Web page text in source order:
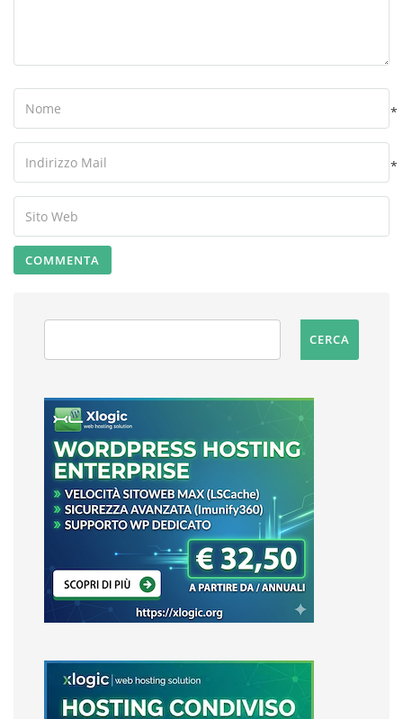
*
Your
Email
*
Your
Website